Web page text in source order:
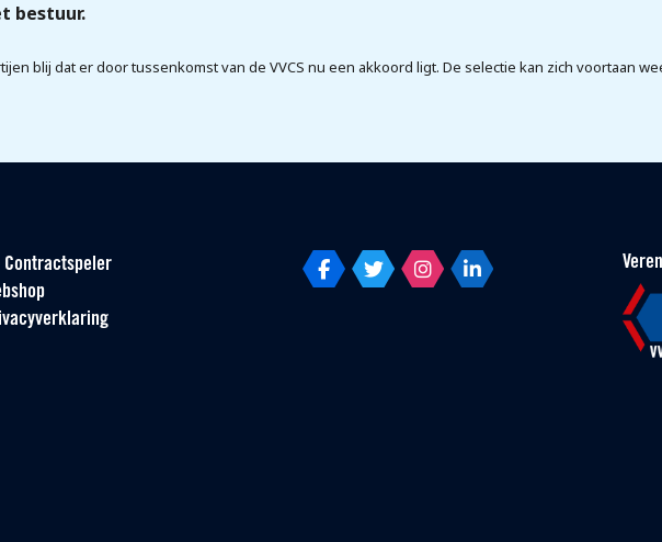
bestuur.
blij dat er door tussenkomst van de VVCS nu een akkoord ligt. De selectie kan zich voortaan
Contractspeler